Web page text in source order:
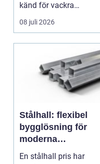
känd för vackra
kvarter,...
08 juli 2026
Stålhall: flexibel
bygglösning för
moderna
verksamheter
En stålhall pris har